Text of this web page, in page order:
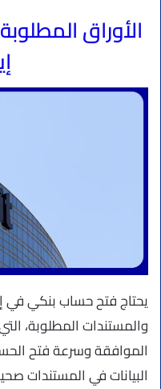
الأوراق
يحتاج فتح حساب بنكي في
والمستندات المطلوبة،
الموافقة وسرعة فتح
البيانات في المستندات